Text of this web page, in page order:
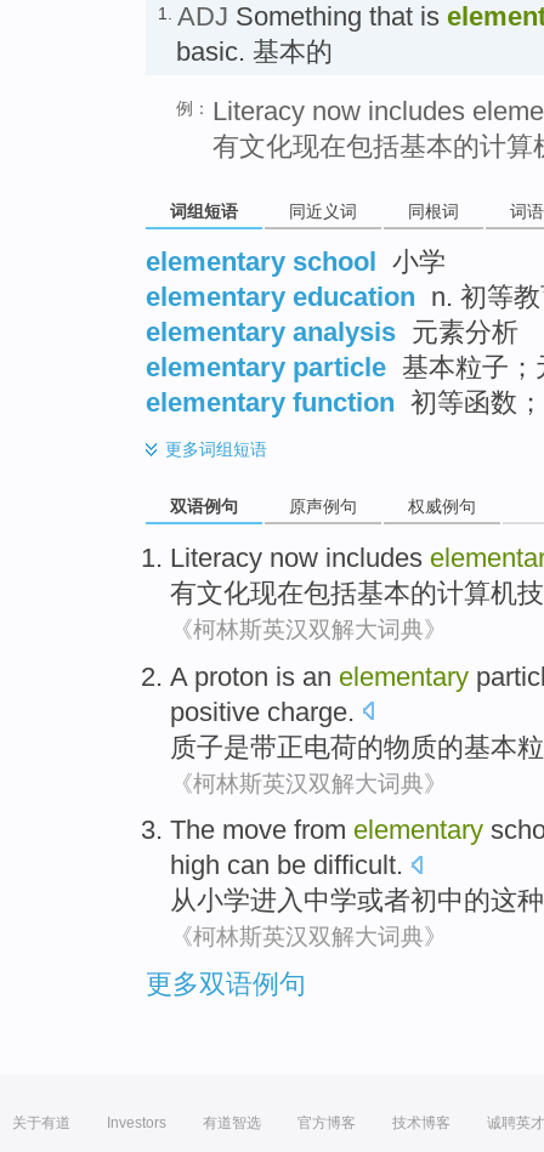
1. ADJ Something that is
basic. 基本的
例： Literacy now includes
有文化现在包括基本的计算
词组短语 同近义词 同根词 词
elementary school 小学
elementary education n. 初等
elementary analysis 元素分析
elementary particle 基本粒子；
elementary function 初等函数
更多词组短语
双语例句 原声例句 权威例句
Literacy now includes
有文化现在包括基本的计算机
《柯林斯英汉双解大词典》
A proton is an elementary
positive charge.
质子是带正电荷的物质的基本
《柯林斯英汉双解大词典》
The move from elementary
high can be difficult.
从小学进入中学或者初中的这
《柯林斯英汉双解大词典》
更多双语例句
关于有道 Investors 有道智选 官方博客 技术博客 诚聘英才